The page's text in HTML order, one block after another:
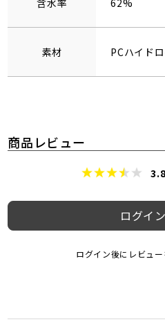
含水率 62%
素材 PCハイド
商品レビュー
3.8
ログイ
ログイン後にレビュ